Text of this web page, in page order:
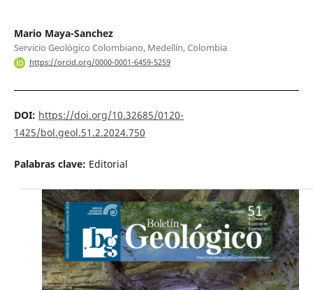
Mario Maya-Sanchez
Servicio Geológico Colombiano, Medellín, Colombia
https://orcid.org/0000-0001-6459-5259
DOI: https://doi.org/10.32685/0120-
1425/bol.geol.51.2.2024.750
Palabras clave: Editorial